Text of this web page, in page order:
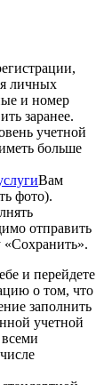
личных
и номер
заранее.
учетной
больше
Вам
фото).
отправить
«Сохранить».
и перейдете
о том, что
заполнить
учетной